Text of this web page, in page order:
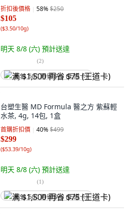
折扣後價格 58%$250
$105
($3.50/10g)
明天 8/8 (六) 預計送達
(2)
满 $1,500 再省 $75 (王道卡)
台塑生醫 MD Formula 醫之方 紫蘇輕
水茶, 4g, 14包, 1盒
首購折扣價 40%$499
$299
($53.39/10g)
明天 8/8 (六) 預計送達
(1)
满 $1,500 再省 $75 (王道卡)